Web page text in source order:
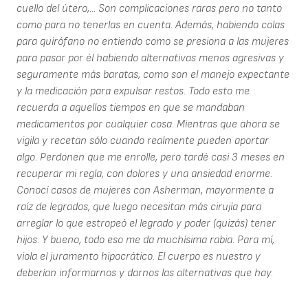
cuello del útero,... Son complicaciones raras pero no tanto
como para no tenerlas en cuenta. Además, habiendo colas
para quirófano no entiendo como se presiona a las mujeres
para pasar por él habiendo alternativas menos agresivas y
seguramente más baratas, como son el manejo expectante
y la medicación para expulsar restos. Todo esto me
recuerda a aquellos tiempos en que se mandaban
medicamentos por cualquier cosa. Mientras que ahora se
vigila y recetan sólo cuando realmente pueden aportar
algo. Perdonen que me enrolle, pero tardé casi 3 meses en
recuperar mi regla, con dolores y una ansiedad enorme.
Conocí casos de mujeres con Asherman, mayormente a
raíz de legrados, que luego necesitan más cirujía para
arreglar lo que estropeó el legrado y poder (quizás) tener
hijos. Y bueno, todo eso me da muchísima rabia. Para mí,
viola el juramento hipocrático. El cuerpo es nuestro y
deberían informarnos y darnos las alternativas que hay.